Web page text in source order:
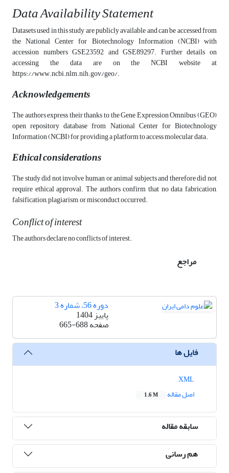
Data Availability Statement
Datasets used in this study are publicly available and can be accessed from
the National Center for Biotechnology Information (NCBI) with
accession numbers GSE23592 and GSE89297. Further details on
accessing the data are on the NCBI website at
https://www.ncbi.nlm.nih.gov/geo/.
Acknowledgements
The authors express their thanks to the Gene Expression Omnibus (GEO)
open repository database from National Center for Biotechnology
Information (NCBI) for providing a platform to access molecular data.
Ethical considerations
The study did not involve human or animal subjects and therefore did not
require ethical approval. The authors confirm that no data fabrication,
falsification, plagiarism, or misconduct occurred.
Conflict of interest
The authors declare no conflicts of interest.
مراجع
دوره 56، شماره 3
پاییز 1404
صفحه665-688
فایل ها
اصل مقاله
1.6 M
سابقه مقاله
هم رسانی